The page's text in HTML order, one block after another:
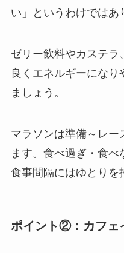
い」というわけではあ
ゼリー飲料やカステラ
良くエネルギーになり
ましょう。
マラソンは準備～レー
ます。食べ過ぎ・食べ
食事間隔にはゆとりを
ポイント②：カフェ